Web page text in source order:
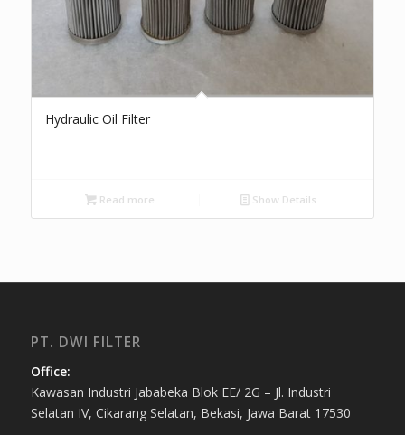
Hydraulic Oil Filter
Read more Show Details
PT. DWI FILTER
Office:
Kawasan Industri Jababeka Blok EE/ 2G – Jl. Industri
Selatan IV, Cikarang Selatan, Bekasi, Jawa Barat 17530